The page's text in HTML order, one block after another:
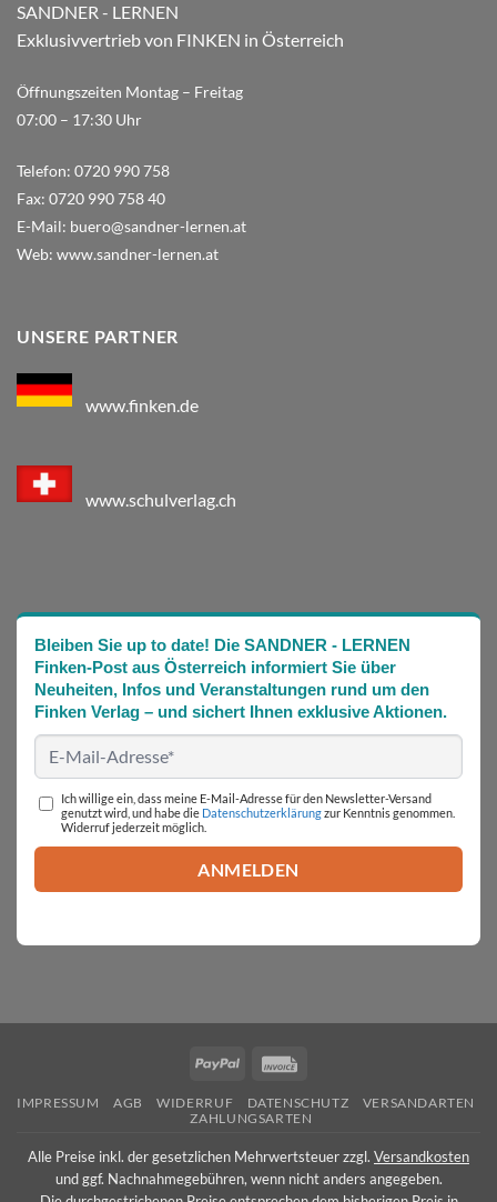
SANDNER - LERNEN
Exklusivvertrieb von FINKEN in Österreich
Öffnungszeiten Montag – Freitag
07:00 – 17:30 Uhr
Telefon: 0720 990 758
Fax: 0720 990 758 40
E-Mail: buero@sandner-lernen.at
Web: www.sandner-lernen.at
UNSERE PARTNER
www.finken.de
www.schulverlag.ch
Bleiben Sie up to date! Die SANDNER - LERNEN
Finken-Post aus Österreich informiert Sie über
Neuheiten, Infos und Veranstaltungen rund um den
Finken Verlag – und sichert Ihnen exklusive Aktionen.
Ich willige ein, dass meine E-Mail-Adresse für den Newsletter-Versand
genutzt wird, und habe die Datenschutzerklärungzur Kenntnis genommen.
Widerruf jederzeit möglich.
PayPal
IMPRESSUM AGB WIDERRUF DATENSCHUTZ
VERSANDARTEN
ZAHLUNGSARTEN
Alle Preise inkl. der gesetzlichen Mehrwertsteuer zzgl. Versandkosten
und ggf. Nachnahmegebühren, wenn nicht anders angegeben.